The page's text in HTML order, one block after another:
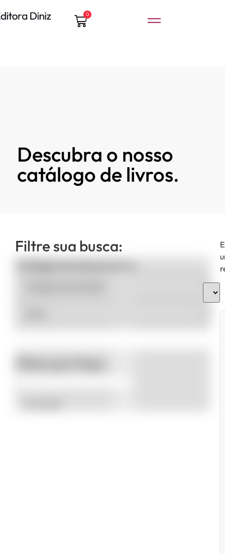
0
Descubra o nosso
catálogo de livros.
Filtre sua busca:
Categorias de produto